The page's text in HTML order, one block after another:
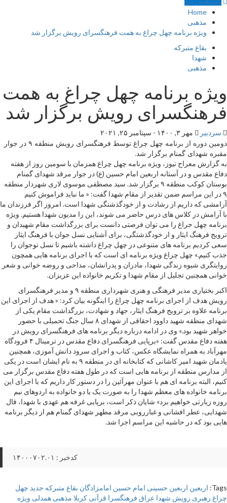
Home
مذهبی
ویژه برنامه چهل چراغ به همت فرهنگسرای رویش برگزار شد
بقاع متبرکه
شهدا
مذهبی
ویژه برنامه چهل چراغ به همت
فرهنگسرای رویش برگزار شد
سردبیر مهر ۳, ۱۴۰۰ - سپتامبر ۲۵, ۲۰۲۱
دومین دوره از برنامه چهل چراغ توسط فرهنگسرای رویش منطقه ۹ در جوار
مقبره شهدای گمنام برگزار شد.
به گزارش معراج نیوز، ویژه برنامه چهل چراغ همزمان با سومین روز از هفته
دفاع مقدس و در آستانه اربعین امام حسین (ع) در جوار مرقد شهدای گمنام
بوستان کوکب منطقه ۹ برگزار شد. سید مصطفی موسوی لاری شهردار منطقه
۹ در این مراسم ضمن تقدیر از مقام شهدا گفت: « ما نباید فراموش کنیم
آرامشی که داریم از رشادت و از خودگذشتگی شهدا است. امروز اگر فرزندان ما
با آرامش در کلاس های درس حاضر می شوند، این را مدیون شهدا هستیم. ویژه
برنامه چهل جراغ را می توان فرصتی دانست برای بزرگداشت مقام شهیدان و
ترویج فرهنگ ایثار و از خودگذشتگی، برای آشنایی نسل جوان با فرهنگ ایثار
سعی کردیم برنامه های متنوعی در چهل چراغ داشته باشیم تا نسل نوجوان را
جذب کنیم.» چهل چراغ ویژه برنامه ای است که با اجرای برنامه هایی همچون
روایتگری شیوه زندگی شهدا، مادران و پدرانشان، مداحی و روضه خوانی و شعر
خوانی همچنین تجلیل از مقام شهدا و تکریم خانواده این عزیزان.
اکبر بختیاری مدیر فرهنگی و هنری شهرداری منطقه ۹ و مدیر فرهنگسرای
رویش هدف از اجرای برنامه چهل چراغ را اینگونه بیان کرد: « هدف از اجرای این
برنامه علاوه بر ترویج فرهنگ ایثار، جهاد و شهادت، بزرگداشت مقام یکی از
شهدای منطقه شهید داوود احقاقی از شهدای ۸ سال جنگ تحمیلی با حضور
خواهر شهید بود.» وی در ادامه درباره دیگر برنامه های فرهنگسرای رویش در
هفته دفاع مقدس گفت: «برپایی فرهنگسرای دفاع مقدس در ترمینال ۴ فرودگاه
مهرآباد به همراه نمایشگاه عکس، کتاب و اجرای سرود دانش آموزی، همچنین
یادمان شهید امیر کاشانی که کتابخانه ای در منطقه ۹ به نام ایشان است در یکی
از مدارس منطقه از برنامه هایی است که در طول هفته دفاع مقدس برگزار می
کنیم، البته برنامه ای هم با عنوان مهرآئین را در دستور کار داریم که با اجرای این
برنامه خانواده های معظم شهدا را به صورت یک یا دو خانواده به اردوهای نیم
روزه زیارتی خواهیم برد» شایان ذکر است، برپایی غرفه هم عهدی با شهدا، فال
شهدایی، عطر افشانی و غبارروبی مرقد مطهر شهدای گمنام هم از دیگر برنامه
هایی بود که در حاشیه این مراسم اجرا شد.
کدخبر : ۱۴۰۰۰۷۰۲.۰۱
Tags: اربعین اربعین حسینی امام حسین امامزادگان بقاع متبرکه جدید چهل
چراغ رهبری رویش شهدا عراق فرهنگسرا قرآنی کربلا مذهبی همدلی ویژه